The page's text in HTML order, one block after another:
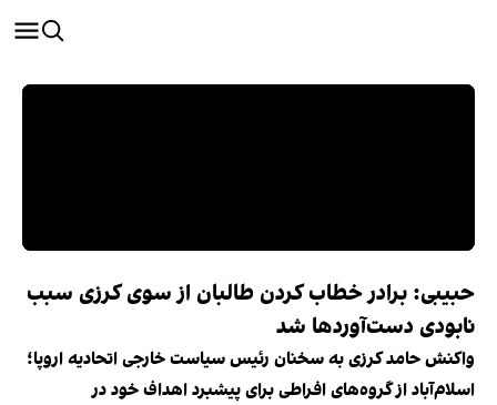
حبیبی: برادر خطاب کردن طالبان از سوی کرزی سبب
نابودی دست‌آوردها شد
واکنش حامد کرزی به سخنان رئیس سیاست خارجی اتحادیه اروپا؛
اسلام‌آباد از گروه‌های افراطی برای پیشبرد اهداف خود در